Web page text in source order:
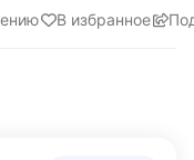
В избранное